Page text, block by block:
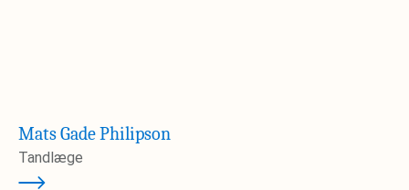
Mats Gade Philipson
Tandlæge